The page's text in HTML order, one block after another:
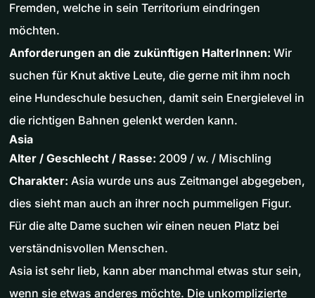
Fremden, welche in sein Territorium eindringen
möchten.
Anforderungen an die zukünftigen HalterInnen: Wir
suchen für Knut aktive Leute, die gerne mit ihm noch
eine Hundeschule besuchen, damit sein Energielevel in
die richtigen Bahnen gelenkt werden kann.
Asia
Alter / Geschlecht / Rasse: 2009 / w. / Mischling
Charakter: Asia wurde uns aus Zeitmangel abgegeben,
dies sieht man auch an ihrer noch pummeligen Figur.
Für die alte Dame suchen wir einen neuen Platz bei
verständnisvollen Menschen.
Asia ist sehr lieb, kann aber manchmal etwas stur sein,
wenn sie etwas anderes möchte. Die unkomplizierte